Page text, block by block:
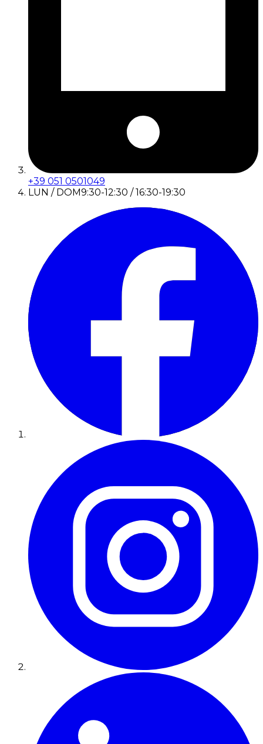
+39 051 0501049
LUN / DOM9:30-12:30 / 16:30-19:30